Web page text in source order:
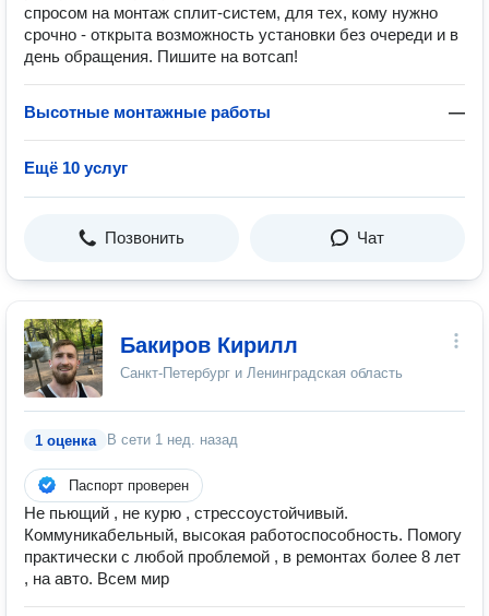
спросом на монтаж сплит-систем, для тех, кому нужно
срочно - открыта возможность установки без очереди и в
день обращения. Пишите на вотсап!
Высотные монтажные работы —
Ещё 10 услуг
Позвонить Чат
Бакиров Кирилл
Санкт-Петербург и Ленинградская область
1 оценка В сети 1 нед. назад
Паспорт проверен
Не пьющий , не курю , стрессоустойчивый.
Коммуникабельный, высокая работоспособность. Помогу
практически с любой проблемой , в ремонтах более 8 лет
, на авто. Всем мир